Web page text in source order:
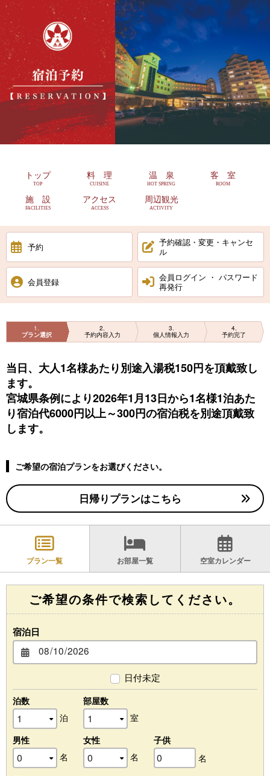
トップ
TOP
料 理
CUISINE
温 泉
HOT SPRING
客 室
ROOM
施 設
FACILITIES
アクセス
ACCESS
周辺観光
ACTIVITY
予約
予約確認・変更・キャンセ
ル
会員登録
会員ログイン ・ パスワード
再発行
1
プラン選択
2
予約内容入力
3
個人情報入力
4
予約完了
当日、大人1名様あたり別途入湯税150円を頂戴致し
ます。
宮城県条例により2026年1月13日から1名様1泊あた
り宿泊代6000円以上～300円の宿泊税を別途頂戴致
します。
ご希望の宿泊プランをお選びください。
日帰りプランはこちら
プラン一覧 お部屋一覧 空室カレンダー
ご希望の条件で検索してください。
宿泊日
日付未定
泊数
泊
部屋数
室
男性
名
女性
名
子供
名